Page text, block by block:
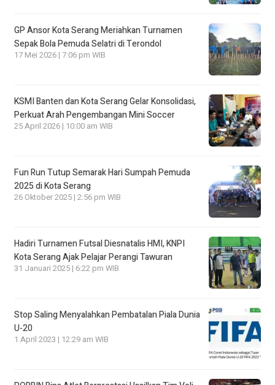
GP Ansor Kota Serang Meriahkan Turnamen
Sepak Bola Pemuda Selatri di Terondol
17 Mei 2026 | 7:06 pm WIB
KSMI Banten dan Kota Serang Gelar Konsolidasi,
Perkuat Arah Pengembangan Mini Soccer
25 April 2026 | 10:00 am WIB
Fun Run Tutup Semarak Hari Sumpah Pemuda
2025 di Kota Serang
26 Oktober 2025 | 2:56 pm WIB
Hadiri Turnamen Futsal Diesnatalis HMI, KNPI
Kota Serang Ajak Pelajar Perangi Tawuran
31 Januari 2025 | 6:22 pm WIB
Stop Saling Menyalahkan Pembatalan Piala Dunia
U-20
1 April 2023 | 12:29 am WIB